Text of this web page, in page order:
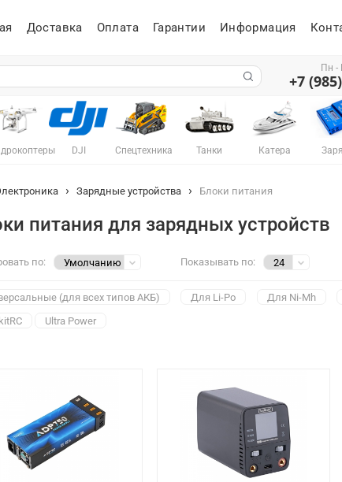
Доставка Оплата Гарантии Информация
Пн -
+7
DJI Спецтехника Танки Катера
Зарядные устройства Блоки питания
питания для зарядных устройств
по: Показывать по:
(для всех типов АКБ) Для Li-Po Для Ni-Mh
Ultra Power